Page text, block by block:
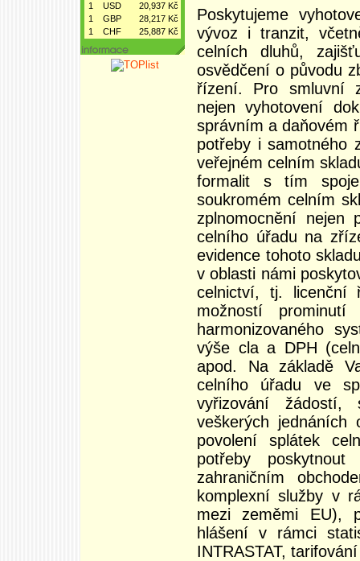
1
USD
20,937 Kč
1
GBP
28,217 Kč
1
CHF 25,887 Kč
Poskytujeme
vývoz i tranzit,
celních dluhů,
osvědčení o původu
řízení. Pro smluvní
nejen vyhotovení
správním a daňovém
potřeby i samotného
veřejném celním
formalit s tím
soukromém celním
zplnomocnění nejen
celního úřadu na
evidence tohoto
v oblasti námi
celnictví, tj. licenční
možností
harmonizovaného
výše cla a DPH
apod. Na základě
celního úřadu ve
vyřizování žádostí,
veškerých
povolení splátek
potřeby
zahraničním
komplexní služby v
mezi zeměmi EU),
hlášení v rámci
INTRASTAT,